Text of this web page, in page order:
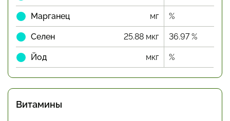
Марганец мг %
Селен 25.88 мкг 36.97 %
Йод мкг %
Витамины